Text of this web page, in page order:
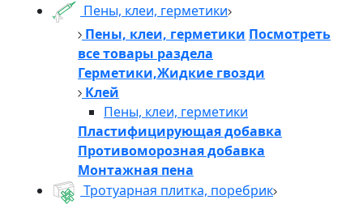
Пены, клеи, герметики
Пены, клеи, герметики Посмотреть
все товары раздела
Герметики,Жидкие гвозди
Клей
Пены, клеи, герметики
Пластифицирующая добавка
Противоморозная добавка
Монтажная пена
Тротуарная плитка, поребрик